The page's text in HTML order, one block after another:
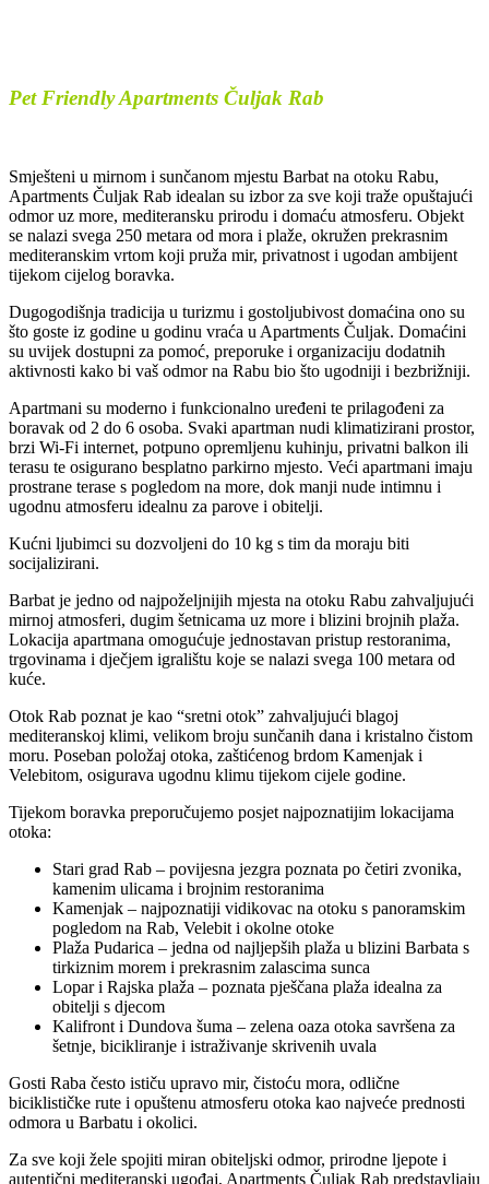
Pet Friendly Apartments Čuljak Rab
Smješteni u mirnom i sunčanom mjestu Barbat na otoku Rabu,
Apartments Čuljak Rab idealan su izbor za sve koji traže opuštajući
odmor uz more, mediteransku prirodu i domaću atmosferu. Objekt
se nalazi svega 250 metara od mora i plaže, okružen prekrasnim
mediteranskim vrtom koji pruža mir, privatnost i ugodan ambijent
tijekom cijelog boravka.
Dugogodišnja tradicija u turizmu i gostoljubivost domaćina ono su
što goste iz godine u godinu vraća u Apartments Čuljak. Domaćini
su uvijek dostupni za pomoć, preporuke i organizaciju dodatnih
aktivnosti kako bi vaš odmor na Rabu bio što ugodniji i bezbrižniji.
Apartmani su moderno i funkcionalno uređeni te prilagođeni za
boravak od 2 do 6 osoba. Svaki apartman nudi klimatizirani prostor,
brzi Wi-Fi internet, potpuno opremljenu kuhinju, privatni balkon ili
terasu te osigurano besplatno parkirno mjesto. Veći apartmani imaju
prostrane terase s pogledom na more, dok manji nude intimnu i
ugodnu atmosferu idealnu za parove i obitelji.
Kućni ljubimci su dozvoljeni do 10 kg s tim da moraju biti
socijalizirani.
Barbat je jedno od najpoželjnijih mjesta na otoku Rabu zahvaljujući
mirnoj atmosferi, dugim šetnicama uz more i blizini brojnih plaža.
Lokacija apartmana omogućuje jednostavan pristup restoranima,
trgovinama i dječjem igralištu koje se nalazi svega 100 metara od
kuće.
Otok Rab poznat je kao “sretni otok” zahvaljujući blagoj
mediteranskoj klimi, velikom broju sunčanih dana i kristalno čistom
moru. Poseban položaj otoka, zaštićenog brdom Kamenjak i
Velebitom, osigurava ugodnu klimu tijekom cijele godine.
Tijekom boravka preporučujemo posjet najpoznatijim lokacijama
otoka:
Stari grad Rab – povijesna jezgra poznata po četiri zvonika,
kamenim ulicama i brojnim restoranima
Kamenjak – najpoznatiji vidikovac na otoku s panoramskim
pogledom na Rab, Velebit i okolne otoke
Plaža Pudarica – jedna od najljepših plaža u blizini Barbata s
tirkiznim morem i prekrasnim zalascima sunca
Lopar i Rajska plaža – poznata pješčana plaža idealna za
obitelji s djecom
Kalifront i Dundova šuma – zelena oaza otoka savršena za
šetnje, bicikliranje i istraživanje skrivenih uvala
Gosti Raba često ističu upravo mir, čistoću mora, odlične
biciklističke rute i opuštenu atmosferu otoka kao najveće prednosti
odmora u Barbatu i okolici.
Za sve koji žele spojiti miran obiteljski odmor, prirodne ljepote i
autentični mediteranski ugođaj, Apartments Čuljak Rab predstavljaju